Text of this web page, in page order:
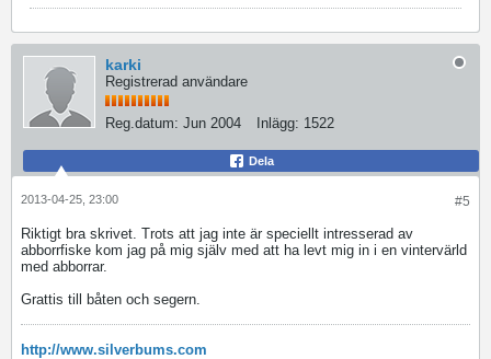
karki
Registrerad användare
Reg.datum: Jun 2004 Inlägg: 1522
Dela
#5
2013-04-25, 23:00
Riktigt bra skrivet. Trots att jag inte är speciellt intresserad av
abborrfiske kom jag på mig själv med att ha levt mig in i en vintervärld
med abborrar.
Grattis till båten och segern.
http://www.silverbums.com